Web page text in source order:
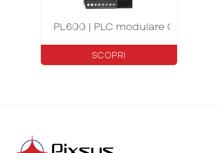
PL600 | PLC modulare OPC-UA
SCOPRI